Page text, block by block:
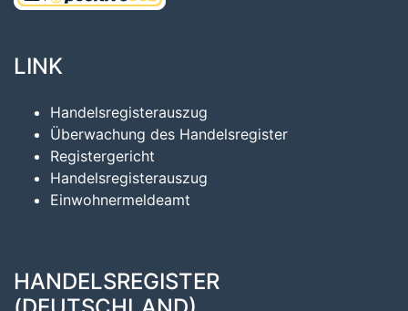
LINK
Handelsregisterauszug
Überwachung des Handelsregister
Registergericht
Handelsregisterauszug
Einwohnermeldeamt
HANDELSREGISTER